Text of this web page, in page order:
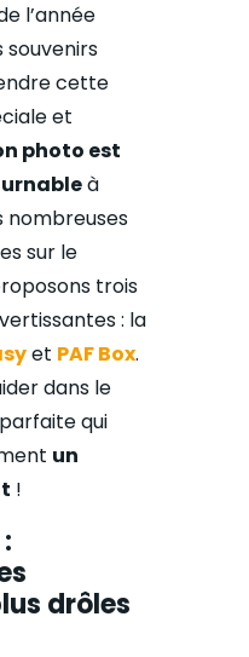
l’année
cette
et
photo est
à
nombreuses
sur le
trois
: la
et PAF Box.
dans le
qui
un
!
drôles